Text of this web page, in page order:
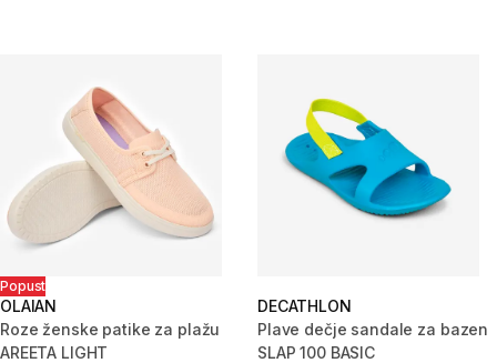
Popust
OLAIAN
Roze ženske patike za plažu
AREETA LIGHT
DECATHLON
Plave dečje sandale za bazen
SLAP 100 BASIC